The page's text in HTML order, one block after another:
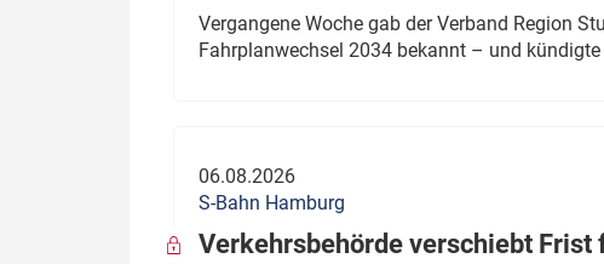
Vergangene Woche gab der Verband Region
Fahrplanwechsel 2034 bekannt – und
06.08.2026
S-Bahn Hamburg
Verkehrsbehörde verschiebt